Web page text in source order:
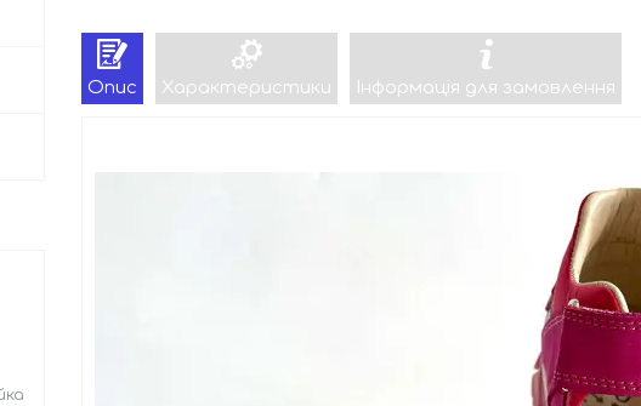
Опис Характеристики Інформація для замовлення